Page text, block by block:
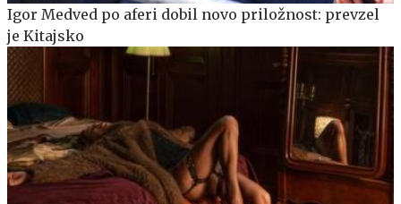
Igor Medved po aferi dobil novo priložnost: prevzel
je Kitajsko